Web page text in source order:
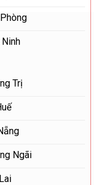
Trị
Ngãi